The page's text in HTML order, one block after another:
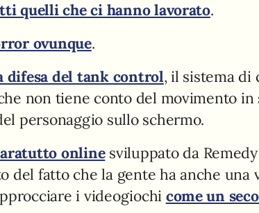
quelli che ci hanno lavorato.
ovunque.
difesa del tank control, il sistema
non tiene conto del movimento in
personaggio sullo schermo.
onlinesviluppato da
del fatto che la gente ha anche una
i videogiochi come un